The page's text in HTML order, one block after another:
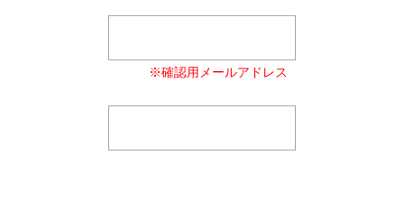
※確認用メールアドレス